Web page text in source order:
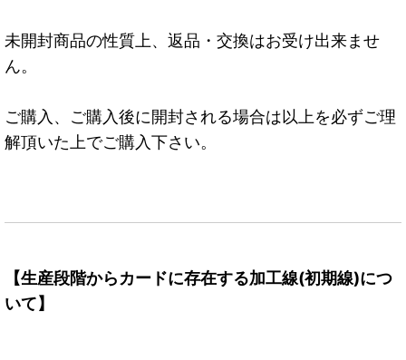
未開封商品の性質上、返品・交換はお受け出来ませ
ん。
ご購入、ご購入後に開封される場合は以上を必ずご理
解頂いた上でご購入下さい。
【生産段階からカードに存在する加工線(初期線)につ
いて】